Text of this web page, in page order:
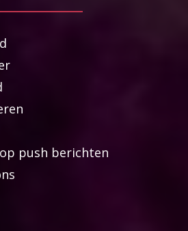
push berichten